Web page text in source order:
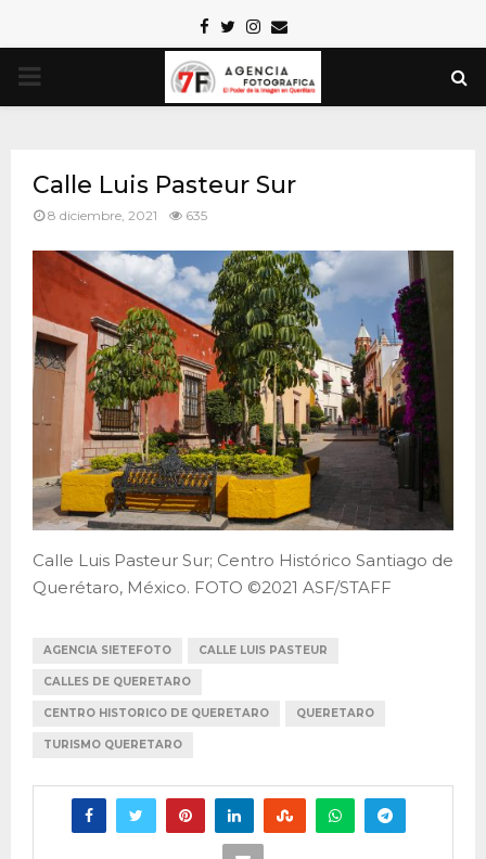
Facebook
TwitterInstagram
Email
PRIMARY
Calle Luis Pasteur Sur
8 diciembre, 2021 635
Calle Luis Pasteur Sur; Centro Histórico Santiago de
Querétaro, México. FOTO ©2021 ASF/STAFF
AGENCIA SIETEFOTO CALLE LUIS PASTEUR
CALLES DE QUERETARO
CENTRO HISTORICO DE QUERETARO QUERETARO
TURISMO QUERETARO